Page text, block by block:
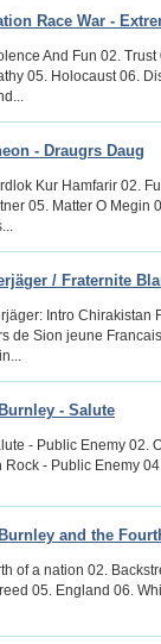
Race War -
And Fun 02.
05. Holocaust 06.
- Draugrs Daug
Kur Hamfarir 02.
05. Matter O Megin
/ Fraternite
Intro Chirakistan
de Sion jeune
- Salute
- Public Enemy 02.
Rock - Public Enemy
and the
of a nation 02.
05. England 06.